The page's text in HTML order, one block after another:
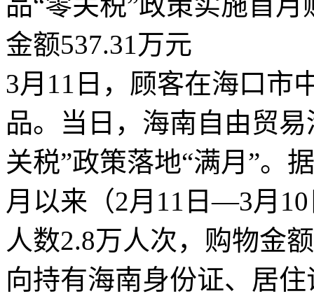
3月11日，顾客在海口市
品。当日，海南自由贸
关税”政策落地“满月”。
月以来（2月11日—3月
人数2.8万人次，购物金
向持有海南身份证、居